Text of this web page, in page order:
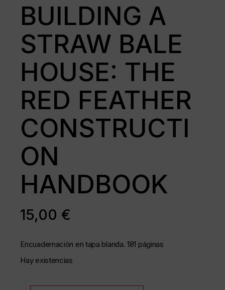
BUILDING A
STRAW BALE
HOUSE: THE
RED FEATHER
CONSTRUCTI
ON
HANDBOOK
15,00€
Encuadernación en tapa blanda. 181 páginas
Hay existencias